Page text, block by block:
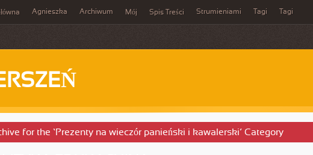
Agnieszka Archiwum Mój Spis Treści Strumieniami Tagi Tagi
for the ‘Prezenty na wieczór panieński i kawalerski’ Category